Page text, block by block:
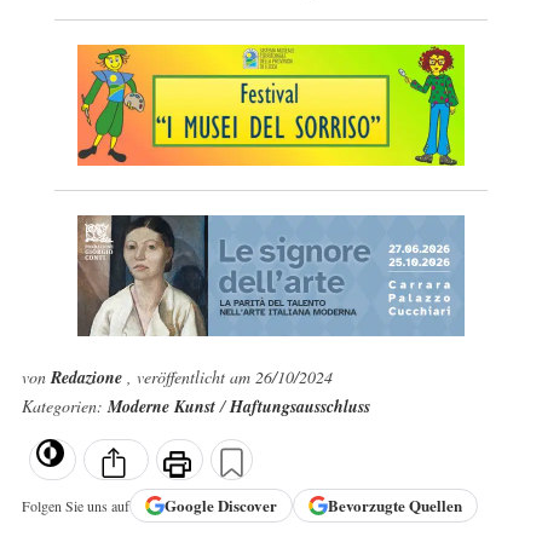
vonRedazione , veröffentlicht am 26/10/2024
Kategorien:Moderne Kunst/Haftungsausschluss
Folgen Sie uns auf GoogleDiscover Bevorzugte Quellen